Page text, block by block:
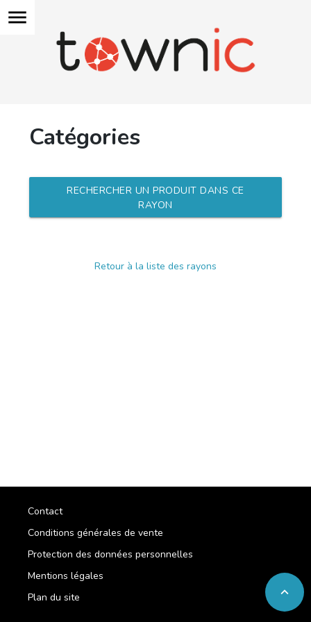
menu
Catégories
RECHERCHER UN PRODUIT DANS CE
RAYON
Retour à la liste des rayons
expand_less
Contact
Conditions générales de vente
Protection des données personnelles
Mentions légales
Plan du site